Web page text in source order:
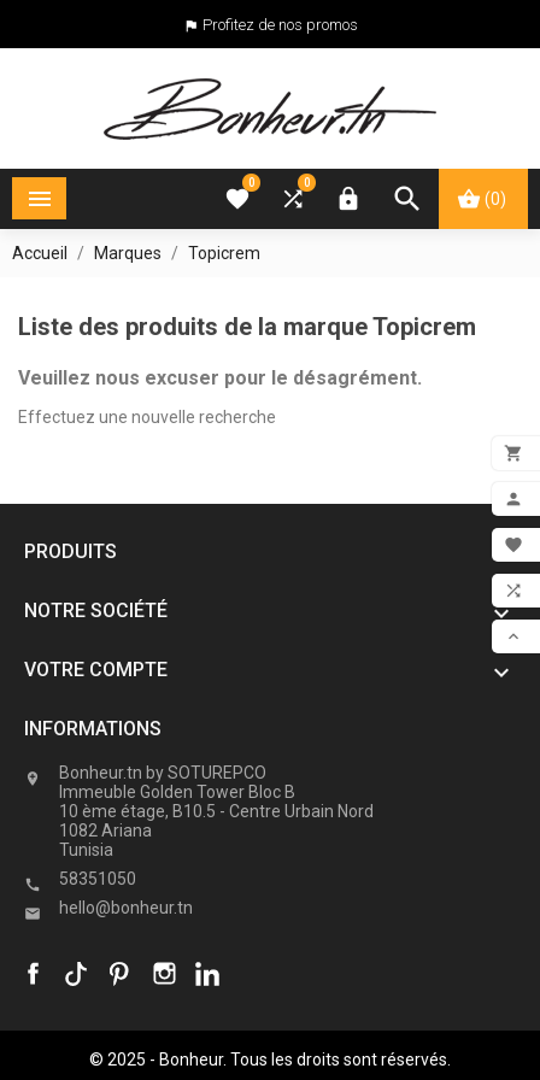





 Profitez de nos promos
 (0)


0

0
Accueil Marques Topicrem
Liste des produits de la marque Topicrem
Veuillez nous excuser pour le désagrément.
Effectuez une nouvelle recherche
PRODUITS 
NOTRE SOCIÉTÉ 
VOTRE COMPTE 
INFORMATIONS

Bonheur.tn by SOTUREPCO
Immeuble Golden Tower Bloc B
10 ème étage, B10.5 - Centre Urbain Nord
1082 Ariana
Tunisia
 58351050
 hello@bonheur.tn
© 2025 - Bonheur. Tous les droits sont réservés.